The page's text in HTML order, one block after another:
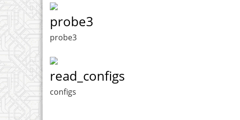
probe3
probe3
read_configs
configs